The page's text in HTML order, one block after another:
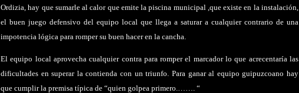
Ordizia, hay que sumarle al calor que emite la piscina municipal ,que existe en la instalación,
el buen juego defensivo del equipo local que llega a saturar a cualquier contrario de una
impotencia lógica para romper su buen hacer en la cancha.
El equipo local aprovecha cualquier contra para romper el marcador lo que acrecentaría las
dificultades en superar la contienda con un triunfo. Para ganar al equipo guipuzcoano hay
que cumplir la premisa típica de “quien golpea primero.……. “